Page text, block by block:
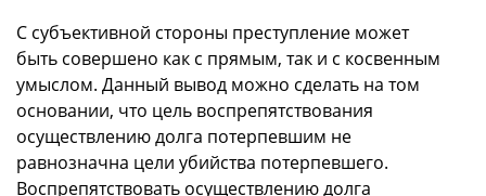
С субъективной стороны преступление может
быть совершено как с прямым, так и с косвенным
умыслом. Данный вывод можно сделать на том
основании, что цель воспрепятствования
осуществлению долга потерпевшим не
равнозначна цели убийства потерпевшего.
Воспрепятствовать осуществлению долга